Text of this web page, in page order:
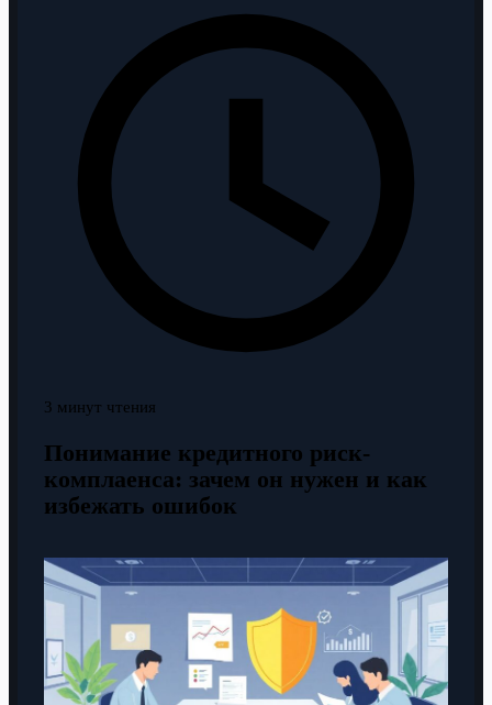
3 минут чтения
Понимание кредитного риск-
комплаенса: зачем он нужен и как
избежать ошибок